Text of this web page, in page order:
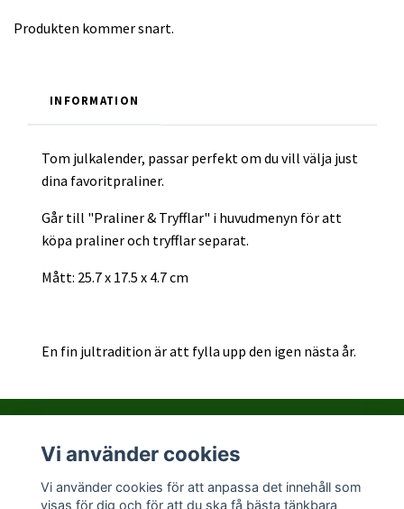
Produkten kommer snart.
INFORMATION
Tom julkalender, passar perfekt om du vill välja just
dina favoritpraliner.
Går till "Praliner & Tryfflar" i huvudmenyn för att
köpa praliner och tryfflar separat.
Mått: 25.7 x 17.5 x 4.7 cm
En fin jultradition är att fylla upp den igen nästa år.
Kontakta PralinHuset
Vi använder cookies
Vi använder cookies för att anpassa det innehåll som
visas för dig och för att du ska få bästa tänkbara